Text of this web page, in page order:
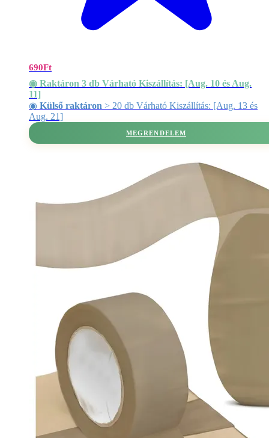
690Ft
◉ Raktáron 3 db Várható Kiszállítás: [Aug. 10 és Aug.
11]
◉ Külső raktáron > 20 db Várható Kiszállítás: [Aug. 13 és
Aug. 21]
MEGRENDELEM